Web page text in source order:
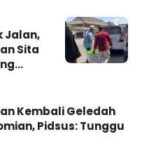
Jalan,
Sita
Kembali Geledah
Pidsus: Tunggu